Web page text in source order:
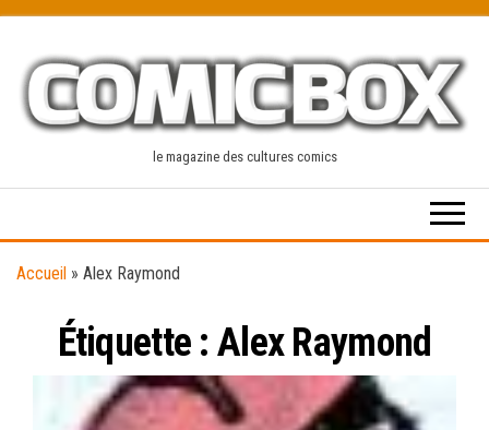
content
le magazine des cultures comics
Accueil » Alex Raymond
Étiquette : Alex Raymond